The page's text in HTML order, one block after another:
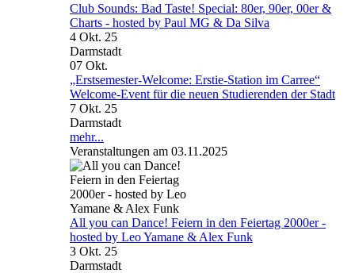
Club Sounds: Bad Taste! Special: 80er, 90er, 00er &
Charts - hosted by Paul MG & Da Silva
4 Okt. 25
Darmstadt
07 Okt.
„Erstsemester-Welcome: Erstie-Station im Carree“
Welcome-Event für die neuen Studierenden der Stadt
7 Okt. 25
Darmstadt
mehr...
Veranstaltungen am 03.11.2025
All you can Dance! Feiern in den Feiertag 2000er -
hosted by Leo Yamane & Alex Funk
3 Okt. 25
Darmstadt